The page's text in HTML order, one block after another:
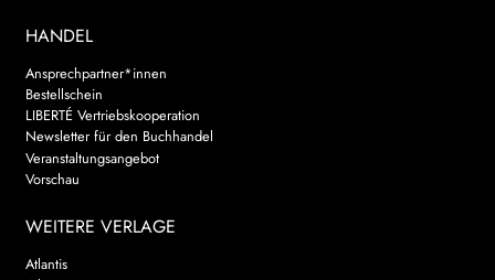
HANDEL
Ansprechpartner*innen
Bestellschein
LIBERTÉ Vertriebskooperation
Newsletter für den Buchhandel
Veranstaltungsangebot
Vorschau
WEITERE VERLAGE
Atlantis